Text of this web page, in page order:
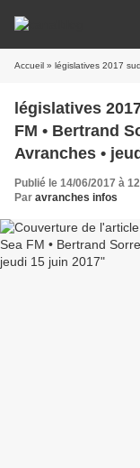
Accueil » législatives 2017 sud Manche •
législatives
FM • Bertrand
Avranches •
Publié le 14/06/2017 à
Par avranches infos